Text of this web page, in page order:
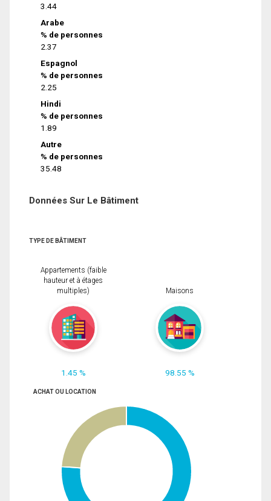
3.44
Arabe
% de personnes
2.37
Espagnol
% de personnes
2.25
Hindi
% de personnes
1.89
Autre
% de personnes
35.48
Données Sur Le Bâtiment
TYPE DE BÂTIMENT
Appartements (faible
hauteur et à étages
multiples)
1.45 %
Maisons
98.55 %
ACHAT OU LOCATION